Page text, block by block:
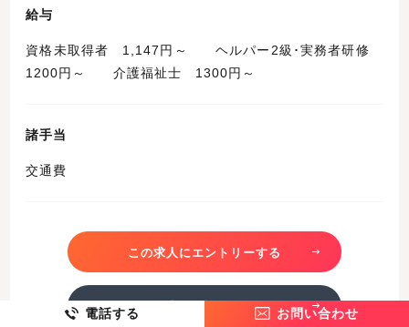
給与
資格未取得者 1,147円～ ヘルパー2級･実務者研修
1200円～ 介護福祉士 1300円～
諸手当
交通費
この求人にエントリーする
この求人を詳しく見る
電話する お問い合わせ